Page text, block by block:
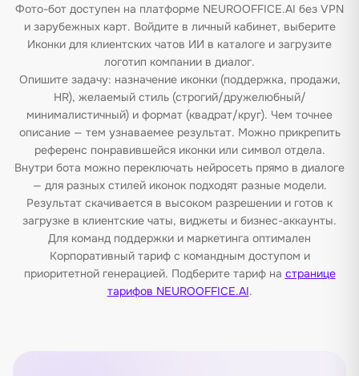
Фото-бот доступен на платформе NEUROOFFICE.AI без VPN
и зарубежных карт. Войдите в личный кабинет, выберите
Иконки для клиентских чатов ИИ в каталоге и загрузите
логотип компании в диалог.
Опишите задачу: назначение иконки (поддержка, продажи,
HR), желаемый стиль (строгий/дружелюбный/
минималистичный) и формат (квадрат/круг). Чем точнее
описание — тем узнаваемее результат. Можно прикрепить
референс понравившейся иконки или символ отдела.
Внутри бота можно переключать нейросеть прямо в диалоге
— для разных стилей иконок подходят разные модели.
Результат скачивается в высоком разрешении и готов к
загрузке в клиентские чаты, виджеты и бизнес-аккаунты.
Для команд поддержки и маркетинга оптимален
Корпоративный тариф с командным доступом и
приоритетной генерацией. Подберите тариф на странице
тарифов NEUROOFFICE.AI.